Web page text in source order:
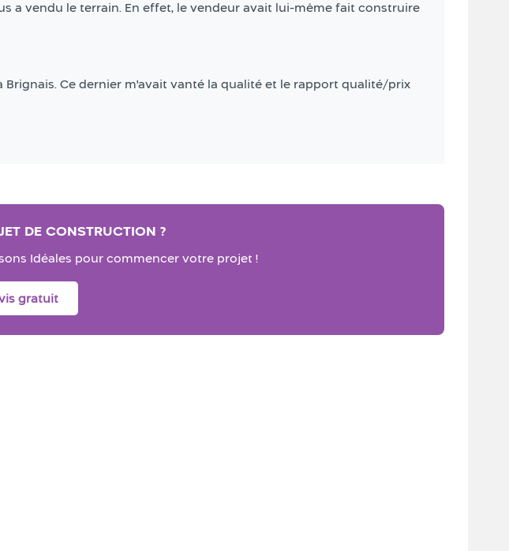
a vendu le terrain. En effet, le vendeur avait lui-même fait construire
Ce dernier m'avait vanté la qualité et le rapport qualité/prix
DE CONSTRUCTION ?
Idéales pour commencer votre projet !
gratuit